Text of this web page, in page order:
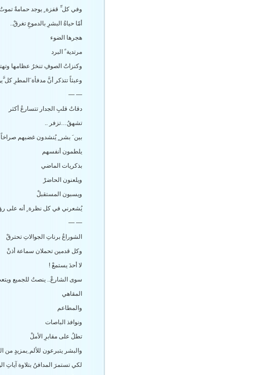
وفي كل ِّ قفزة ٍ يوجد حمامةٌ تموتُ
أمّا حياةُ البشرِ بالدموعِ تغرقْ..
هجرها الضوء
مرتدية ً البرد
وكنزاتُ الصوفِ تنخرُ عظامها
وعبثاً تتذكر أنَّ مدفأة َالمطرِ كل
— —
دقاتُ قلبِ الجدار تتسارعُ أكثر
تشهقُ…تزفر ..
بين َ بشر ٍ يُنشدون غضبهم صراخاً
يلطمون أنفسهم
بذكريات الماضي
ويلعنون الحاضرْ
ويسبون المستقبلْ
يُشعرني في كل نظرة ٍ أنه على
— —
الشوراعُ برناتِ الجوالاتِ تحترقْ
وكل قدمين تحملان سماعة أذنْ
لا أحدَ يستمعْ !
سوى الشارعْ.. ينصتُ للجميع
المقاهي
والمطاعم
ونوافذ الباصات
تطلُ على مقابرِ الأملْ
والبشر يتبرعون للألم ِبمزيدٍ من
لكي تستمرَ المدافنُ بتلاوة آياتِ